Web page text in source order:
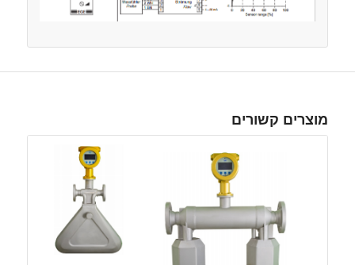
מוצרים קשורים